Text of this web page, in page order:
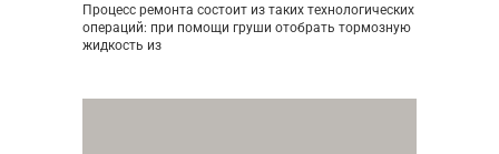
Процесс ремонта состоит из таких технологических
операций: при помощи груши отобрать тормозную
жидкость из